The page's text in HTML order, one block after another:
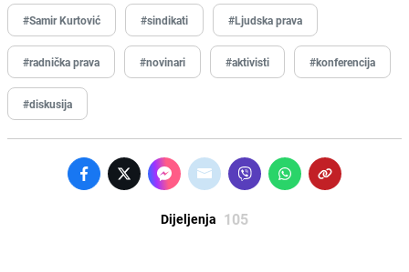
#Samir Kurtović #sindikati #Ljudska prava
#radnička prava #novinari #aktivisti #konferencija
#diskusija
Dijeljenja 105